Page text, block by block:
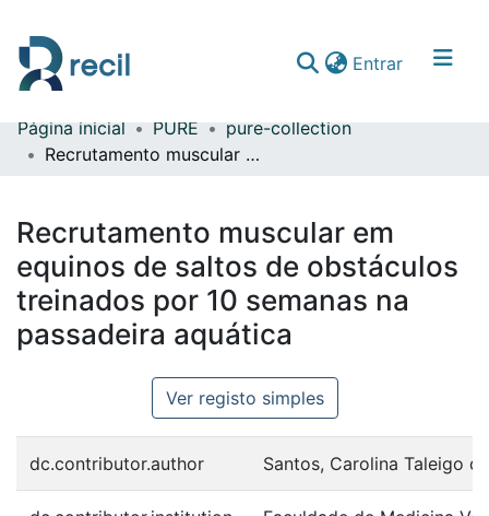
Entrar(current)
Comunidades & Coleções
Estatísticas
Página inicial PURE
pure-collection
Recrutamento muscular em equinos de saltos de obstáculos treinados por 10 semanas na passadeira aquática
Recrutamento muscular em
equinos de saltos de obstáculos
treinados por 10 semanas na
passadeira aquática
Ver registo simples
dc.contributor.author Santos, Carolina Taleigo